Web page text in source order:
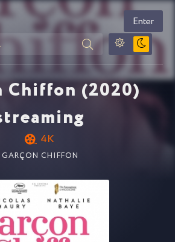
Enter
Chiffon (2020)
4K
GARÇON CHIFFON